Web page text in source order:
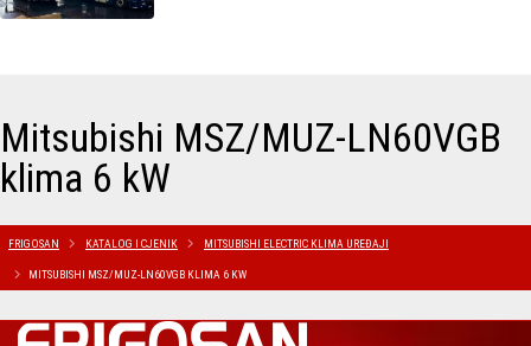
Mitsubishi MSZ/MUZ-LN60VGB
klima 6 kW
FRIGOSAN KATALOG I CJENIK MITSUBISHI ELECTRIC KLIMA UREĐAJI
MITSUBISHI MSZ/MUZ-LN60VGB KLIMA 6 KW